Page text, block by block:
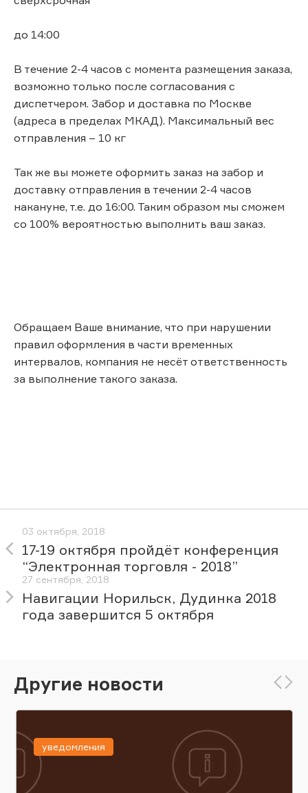
до 14:00
В течение 2-4 часов с момента размещения заказа,
возможно только после согласования с
диспетчером. Забор и доставка по Москве
(адреса в пределах МКАД). Максимальный вес
отправления – 10 кг
Так же вы можете оформить заказ на забор и
доставку отправления в течении 2-4 часов
накануне, т.е. до 16:00. Таким образом мы сможем
со 100% вероятностью выполнить ваш заказ.
Обращаем Ваше внимание, что при нарушении
правил оформления в части временных
интервалов, компания не несёт ответственность
за выполнение такого заказа.
03 октября, 2018
17-19 октября пройдёт конференция
“Электронная торговля - 2018”
27 сентября, 2018
Навигации Норильск, Дудинка 2018
года завершится 5 октября
Другие новости
уведомления